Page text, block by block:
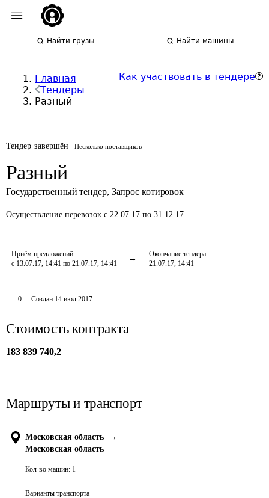
Найти грузы Найти машины
Главная
Тендеры
Разный
Как участвовать в тендере
Тендер завершён Несколько поставщиков
Разный
Государственный тендер, Запрос котировок
Осуществление перевозок с 22.07.17 по 31.12.17
Приём предложений
с 13.07.17, 14:41 по 21.07.17, 14:41
Окончание тендера
21.07.17, 14:41
0 Создан 14 июл 2017
Стоимость контракта
183 839 740,2
Маршруты и транспорт
Московская область
→
Московская область
Кол-во машин: 1
Варианты транспорта